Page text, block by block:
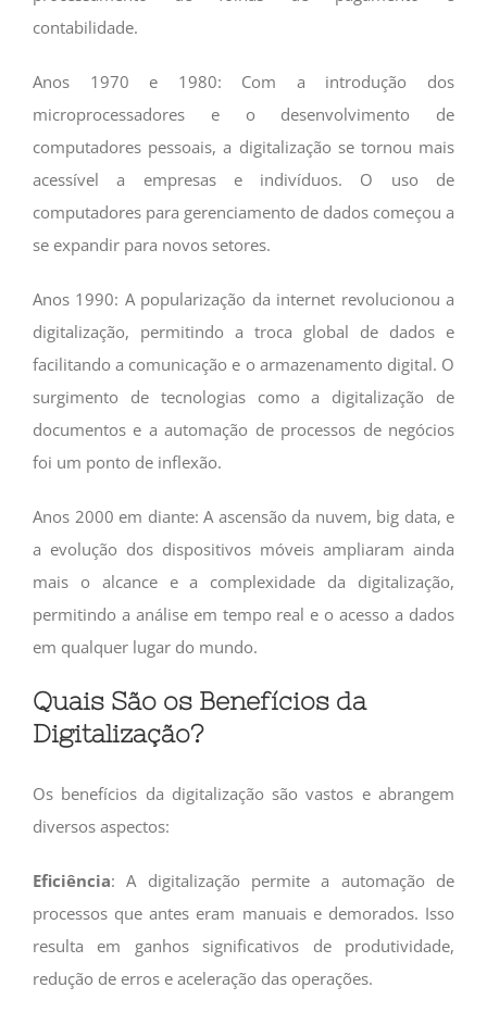
contabilidade.
Anos 1970 e 1980: Com a introdução dos
microprocessadores e o desenvolvimento de
computadores pessoais, a digitalização se tornou mais
acessível a empresas e indivíduos. O uso de
computadores para gerenciamento de dados começou a
se expandir para novos setores.
Anos 1990: A popularização da internet revolucionou a
digitalização, permitindo a troca global de dados e
facilitando a comunicação e o armazenamento digital. O
surgimento de tecnologias como a digitalização de
documentos e a automação de processos de negócios
foi um ponto de inflexão.
Anos 2000 em diante: A ascensão da nuvem, big data, e
a evolução dos dispositivos móveis ampliaram ainda
mais o alcance e a complexidade da digitalização,
permitindo a análise em tempo real e o acesso a dados
em qualquer lugar do mundo.
Quais São os Benefícios da
Digitalização?
Os benefícios da digitalização são vastos e abrangem
diversos aspectos:
Eficiência: A digitalização permite a automação de
processos que antes eram manuais e demorados. Isso
resulta em ganhos significativos de produtividade,
redução de erros e aceleração das operações.